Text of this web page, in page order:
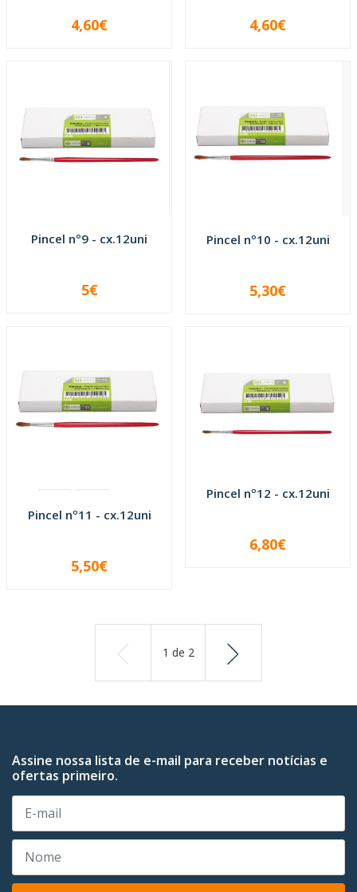
+
4,60€ +
4,60€
Pincel nº9 - cx.12uni
+
5€
Pincel nº10 - cx.12uni
+
5,30€
Pincel nº11 - cx.12uni
+
5,50€
Pincel nº12 - cx.12uni
+
6,80€
1 de 2
Assine nossa lista de e-mail para receber notícias e
ofertas primeiro.